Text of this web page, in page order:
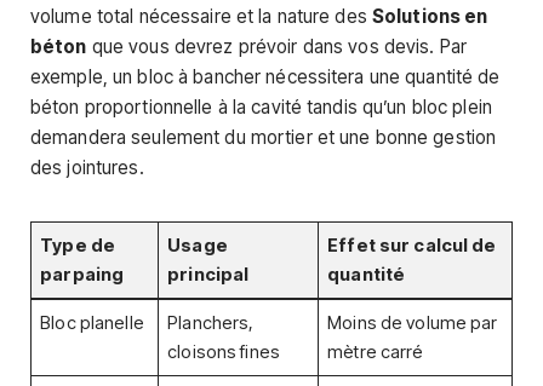
volume total nécessaire et la nature des Solutions en
béton que vous devrez prévoir dans vos devis. Par
exemple, un bloc à bancher nécessitera une quantité de
béton proportionnelle à la cavité tandis qu’un bloc plein
demandera seulement du mortier et une bonne gestion
des jointures.
Type de
parpaing
Usage
principal
Effet sur calcul de
quantité
Bloc planelle
Planchers,
cloisons fines
Moins de volume par
mètre carré